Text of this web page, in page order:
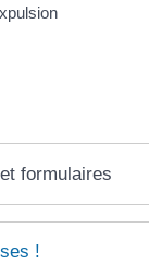
formulaires
!